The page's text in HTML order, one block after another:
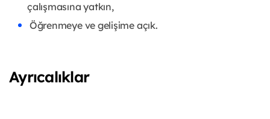
çalışmasına yatkın,
Öğrenmeye ve gelişime açık.
Ayrıcalıklar